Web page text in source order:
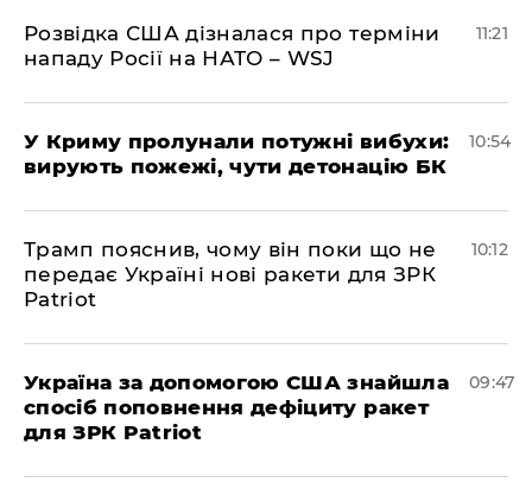
Розвідка США дізналася про терміни
нападу Росії на НАТО – WSJ
11:21
У Криму пролунали потужні вибухи:
вирують пожежі, чути детонацію БК
10:54
Трамп пояснив, чому він поки що не
передає Україні нові ракети для ЗРК
Patriot
10:12
Україна за допомогою США знайшла
спосіб поповнення дефіциту ракет
для ЗРК Patriot
09:47